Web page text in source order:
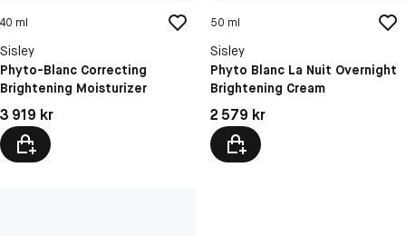
40 ml
Sisley
Phyto-Blanc Correcting
Brightening Moisturizer
Pris: 3 919 kr
3 919 kr
50 ml
Sisley
Phyto Blanc La Nuit Overnight
Brightening Cream
Pris: 2 579 kr
2 579 kr